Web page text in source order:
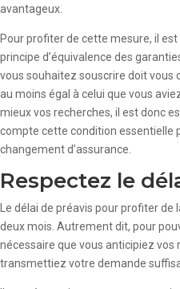
avantageux.
Pour profiter de cette mesure, il
principe d’équivalence des
vous souhaitez souscrire doit vous
au moins égal à celui que vous
mieux vos recherches, il est donc
compte cette condition essentielle
changement d’assurance.
Respectez le
Le délai de préavis pour profiter
deux mois. Autrement dit, pour
nécessaire que vous anticipiez vos
transmettiez votre demande